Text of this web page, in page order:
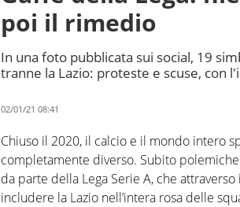
poi il rimedio
In una foto pubblicata sui social, 19
tranne la Lazio: proteste e scuse, con
02/01/21 08:41
Chiuso il 2020, il calcio e il mondo intero
completamente diverso. Subito
da parte della Lega Serie A, che
includere la Lazio nell’intera rosa delle